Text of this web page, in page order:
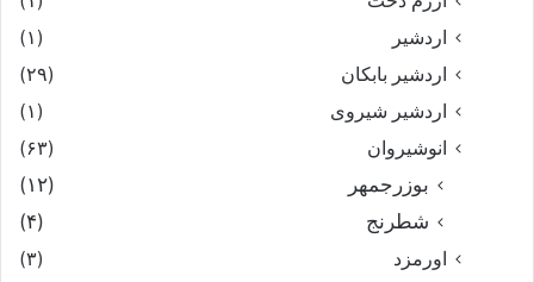
اردشیر
(۱)
اردشیر بابکان
(۲۹)
اردشیر شیروی
(۱)
انوشیروان
(۶۳)
بوزرجمهر
(۱۲)
شطرنج
(۴)
اورمزد
(۳)